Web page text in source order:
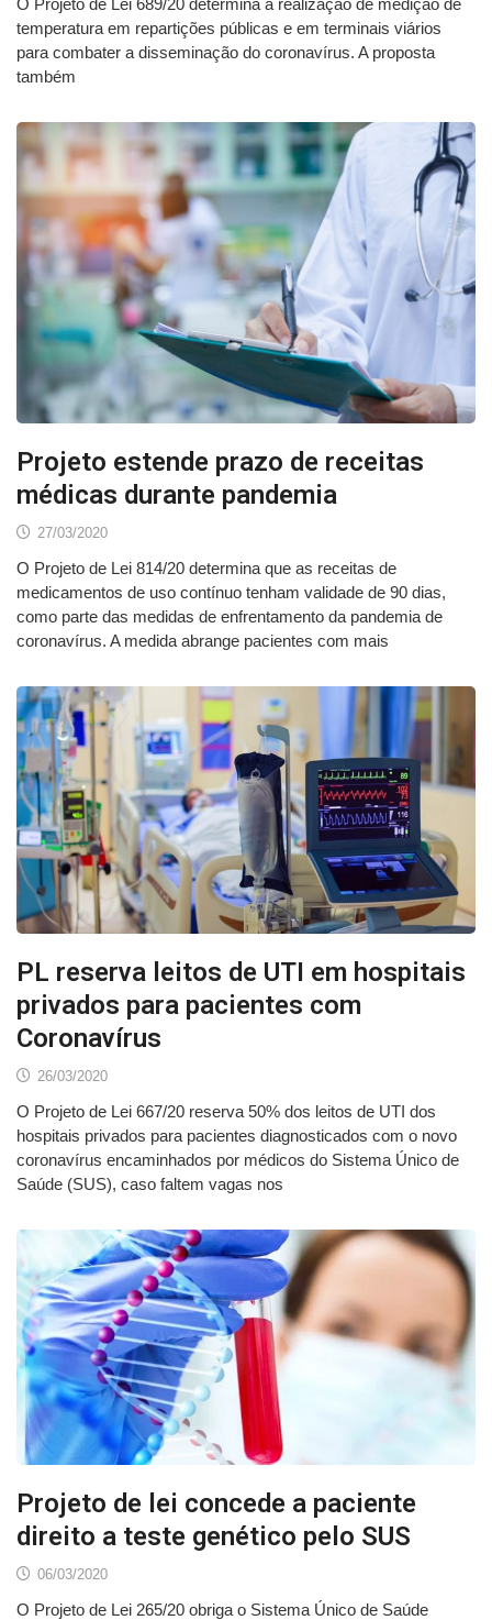
temperatura em repartições públicas e em terminais viários
para combater a disseminação do coronavírus. A proposta
também
Projeto estende prazo de receitas
médicas durante pandemia
27/03/2020
O Projeto de Lei 814/20 determina que as receitas de
medicamentos de uso contínuo tenham validade de 90 dias,
como parte das medidas de enfrentamento da pandemia de
coronavírus. A medida abrange pacientes com mais
PL reserva leitos de UTI em hospitais
privados para pacientes com
Coronavírus
26/03/2020
O Projeto de Lei 667/20 reserva 50% dos leitos de UTI dos
hospitais privados para pacientes diagnosticados com o novo
coronavírus encaminhados por médicos do Sistema Único de
Saúde (SUS), caso faltem vagas nos
Projeto de lei concede a paciente
direito a teste genético pelo SUS
06/03/2020
O Projeto de Lei 265/20 obriga o Sistema Único de Saúde